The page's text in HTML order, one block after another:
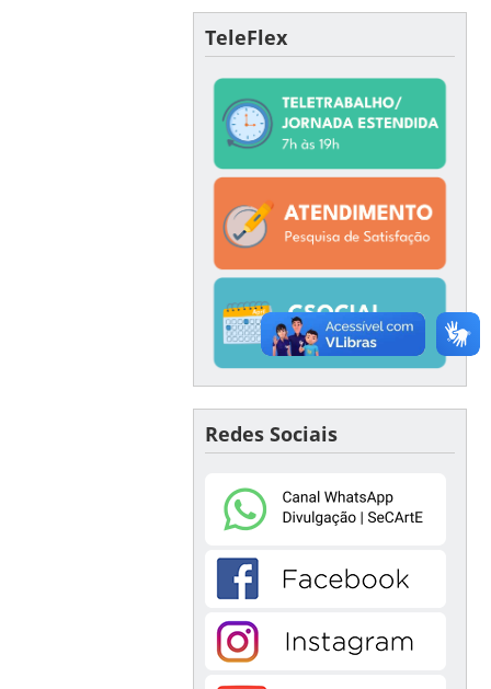
TeleFlex
Redes Sociais